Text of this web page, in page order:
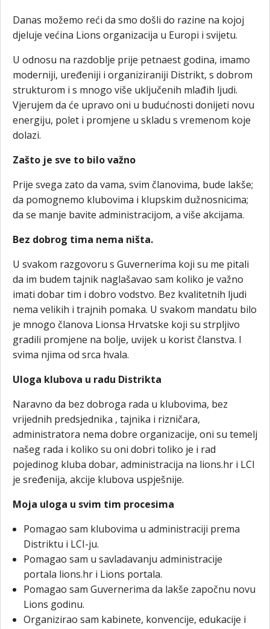
Danas možemo reći da smo došli do razine na kojoj
djeluje većina Lions organizacija u Europi i svijetu.
U odnosu na razdoblje prije petnaest godina, imamo
moderniji, uređeniji i organiziraniji Distrikt, s dobrom
strukturom i s mnogo više uključenih mlađih ljudi.
Vjerujem da će upravo oni u budućnosti donijeti novu
energiju, polet i promjene u skladu s vremenom koje
dolazi.
Zašto je sve to bilo važno
Prije svega zato da vama, svim članovima, bude lakše;
da pomognemo klubovima i klupskim dužnosnicima;
da se manje bavite administracijom, a više akcijama.
Bez dobrog tima nema ništa.
U svakom razgovoru s Guvernerima koji su me pitali
da im budem tajnik naglašavao sam koliko je važno
imati dobar tim i dobro vodstvo. Bez kvalitetnih ljudi
nema velikih i trajnih pomaka. U svakom mandatu bilo
je mnogo članova Lionsa Hrvatske koji su strpljivo
gradili promjene na bolje, uvijek u korist članstva. I
svima njima od srca hvala.
Uloga klubova u radu Distrikta
Naravno da bez dobroga rada u klubovima, bez
vrijednih predsjednika , tajnika i rizničara,
administratora nema dobre organizacije, oni su temelj
našeg rada i koliko su oni dobri toliko je i rad
pojedinog kluba dobar, administracija na lions.hr i LCI
je sređenija, akcije klubova uspješnije.
Moja uloga u svim tim procesima
Pomagao sam klubovima u administraciji prema
Distriktu i LCI-ju.
Pomagao sam u savladavanju administracije
portala lions.hr i Lions portala.
Pomagao sam Guvernerima da lakše započnu novu
Lions godinu.
Organizirao sam kabinete, konvencije, edukacije i